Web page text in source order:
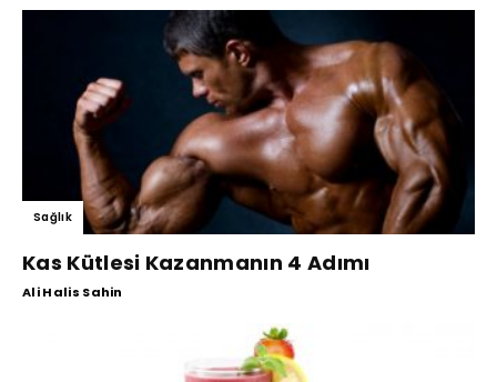
Sağlık
Kas Kütlesi Kazanmanın 4 Adımı
Ali Halis Sahin